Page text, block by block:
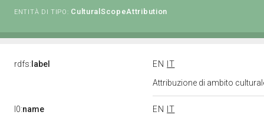
ENTITÀ DI TIPO: CulturalScopeAttribution
rdfs: label EN
IT
Attribuzione di ambito
l0:name EN
IT